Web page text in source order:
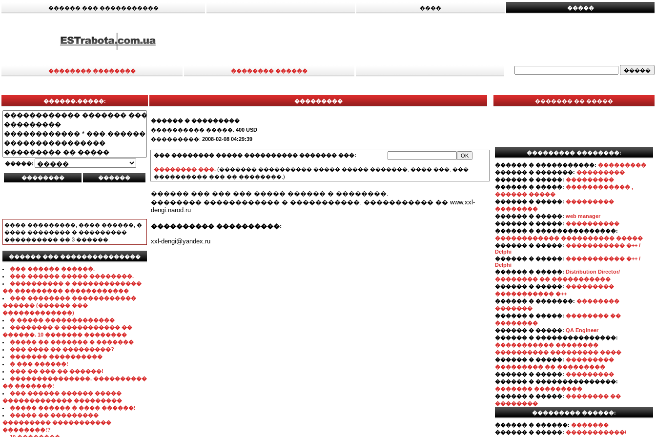
������ ��� ����������� ���� �����
�������� �������� �������� ������
������.�����:
�����:
���� ���������, ���� ������, �
���� �������� � ���������
���������� �� 3 ������.
������ ��� ���������������
��� ������ ������.
��� ������ ����� ��������.
���������� � �������������
�� ��������� ������������
��� �������� ������������
������ (������ ���
�������������)
� ����� �������������
�������� � ����������� ��
������. 10 ������� ��������
����� �� ������� � �������
��� ���� �� ���������?
������� ����������
� ��� ������!
��� �� ��� �� ������!
���������������. ����������
�� �������!
��� ������ ������ �����
������������� ���������
����� ������ � ���� ������!
����� �� ���������
��������� �����������
��������!?
���������
������ � ���������
���������� �����: 400 USD
���������: 2008-02-08 04:29:39
��� �������� ����� ���������� ������� ���:
�������� ���. (������� ���������� ����� ����� �������, ���� ���, ���
���������� ��� �� ��������.)
������ ��� ��� ��� ����� ������ � ��������.
�������� ������������ � �����������. ����������� �� www.xxl-
dengi.narod.ru
���������� ����������:
xxl-dengi@yandex.ru
������� �� �����
��������� ��������:
������ � �����������: ���������
������ � �������: ���������
������ � �����: ���������
������ � �����: ������������ ,
������ �����
������ � �����: ���������
��������
������ � �����: web manager
������ � �����: ����������
������ � ���������������:
������������ ���������� �����
������ � �����: ����������� �++ /
Delphi
������ � �����: ����������� �++ /
Delphi
������ � �����: Distribution Director/
�������� �� �����������
������ � �����: ���������
����������� �++
������ � �������: ��������
�������
������ � �����: �������� ��
��������
������ � �����: QA Engineer
������ � ���������������:
����������� ��������
���������� ��������� ����
������ � �����: ���������
��������� �� ���������
������ � �����: ���������
������ � ���������������:
������� ���������
������ � �����: �������� ��
��������
��������� ������:
������ � ������: �������
������ � �����: �����������/